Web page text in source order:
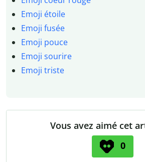
Emoji étoile
Emoji fusée
Emoji pouce
Emoji sourire
Emoji triste
Vous avez aimé cet
0